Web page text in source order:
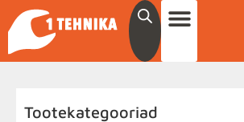
Tootekategooriad